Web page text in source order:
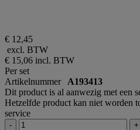
€ 12,45
excl. BTW
€ 15,06 incl. BTW
Per set
Artikelnummer A193413
Dit product is al aanwezig met een
Hetzelfde product kan niet worden
service
- +